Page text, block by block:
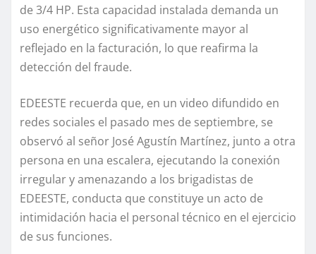
de 3/4 HP. Esta capacidad instalada demanda un
uso energético significativamente mayor al
reflejado en la facturación, lo que reafirma la
detección del fraude.
EDEESTE recuerda que, en un video difundido en
redes sociales el pasado mes de septiembre, se
observó al señor José Agustín Martínez, junto a otra
persona en una escalera, ejecutando la conexión
irregular y amenazando a los brigadistas de
EDEESTE, conducta que constituye un acto de
intimidación hacia el personal técnico en el ejercicio
de sus funciones.